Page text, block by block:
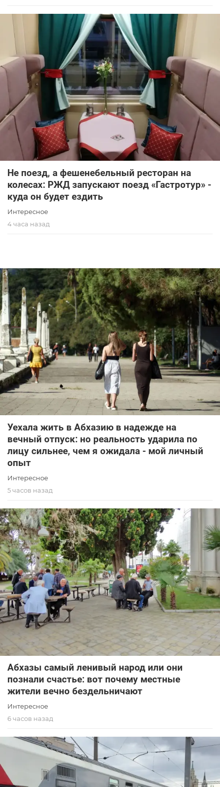
Не поезд, а фешенебельный ресторан на
колесах: РЖД запускают поезд «Гастротур» -
куда он будет ездить
Интересное
4 часа назад
Уехала жить в Абхазию в надежде на
вечный отпуск: но реальность ударила по
лицу сильнее, чем я ожидала - мой личный
опыт
Интересное
5 часов назад
Абхазы самый ленивый народ или они
познали счастье: вот почему местные
жители вечно бездельничают
Интересное
6 часов назад